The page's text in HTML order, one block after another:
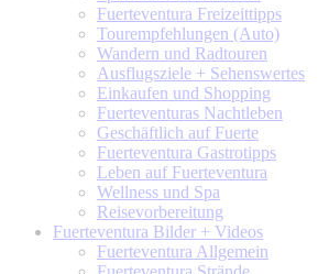
Fuerteventura Freizeittipps
Tourempfehlungen (Auto)
Wandern und Radtouren
Ausflugsziele + Sehenswertes
Einkaufen und Shopping
Fuerteventuras Nachtleben
Geschäftlich auf Fuerte
Fuerteventura Gastrotipps
Leben auf Fuerteventura
Wellness und Spa
Reisevorbereitung
Fuerteventura Bilder + Videos
Fuerteventura Allgemein